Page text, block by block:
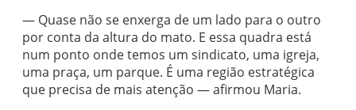
— Quase não se enxerga de um lado para o outro
por conta da altura do mato. E essa quadra está
num ponto onde temos um sindicato, uma igreja,
uma praça, um parque. É uma região estratégica
que precisa de mais atenção — afirmou Maria.